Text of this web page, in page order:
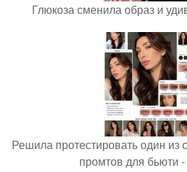
Глюкоза сменила образ и
Решила протестировать один из
промтов для бьюти